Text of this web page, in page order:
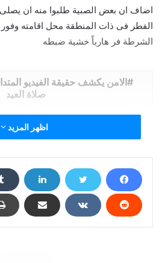
اضاف ان بعض الصبية طلبوا منه ان
الفطر فى ذات المنطقة محل اقامته
الشرطة فر هارباً خشية ضبطه
الامن يكشف حقيقة الفيديو
صلاة العيد
اظهر المزيد